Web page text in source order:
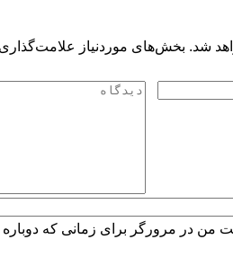
شد. بخش‌های موردنیاز
من در مرورگر برای زمانی که